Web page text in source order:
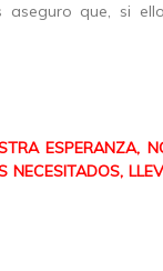
aseguro que, si
ESPERANZA,
NECESITADOS,